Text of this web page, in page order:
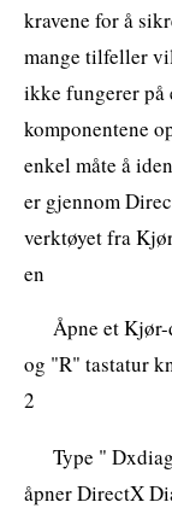
kravene for å
mange tilfeller
ikke fungerer på
komponentene
enkel måte å
er gjennom
verktøyet fra
en
Åpne et
og "R" tastatur
2
Type "
åpner DirectX